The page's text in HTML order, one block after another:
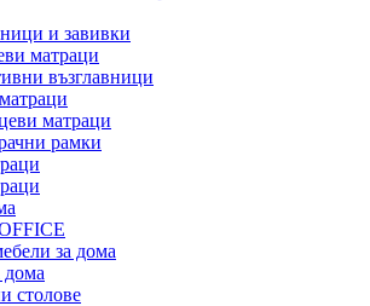
и завивки
матраци
възглавници
матраци
рамки
за дома
дома
столове